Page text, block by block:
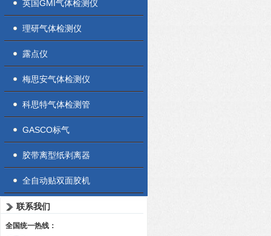
英国GMI气体检测仪
理研气体检测仪
露点仪
梅思安气体检测仪
科思特气体检测管
GASCO标气
胶带离型纸剥离器
全自动贴双面胶机
联系我们
全国统一热线：